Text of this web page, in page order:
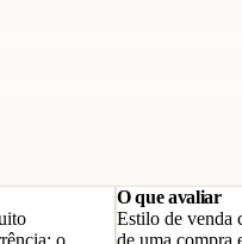
o
O que avaliar
Estilo de venda
de uma compra